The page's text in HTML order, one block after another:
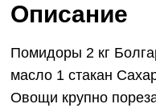
Описание
Помидоры 2 кг
масло 1 стакан
Овощи крупно